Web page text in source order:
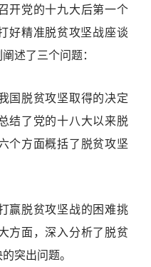
开党的十九大后第一个
精准脱贫攻坚战座谈
述了三个问题：
国脱贫攻坚取得的决定
结了党的十八大以来脱
个方面概括了脱贫攻坚
赢脱贫攻坚战的困难挑
方面，深入分析了脱贫
突出问题。